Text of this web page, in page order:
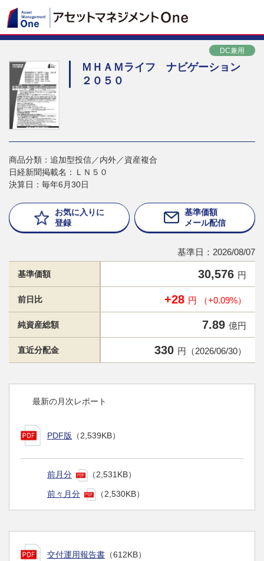
DC兼用
ＭＨＡＭライフ ナビゲーション
２０５０
商品分類：追加型投信／内外／資産複合
日経新聞掲載名：ＬＮ５０
決算日：毎年6月30日
お気に入りに
登録
基準価額
メール配信
基準日：2026/08/07
基準価額 30,576 円
前日比 +28 円 （+0.09%）
純資産総額 7.89 億円
直近分配金 330 円（2026/06/30）
最新の月次レポート
PDF版 （2,539KB）
前月分 （2,531KB）
前々月分 （2,530KB）
交付運用報告書 （612KB）